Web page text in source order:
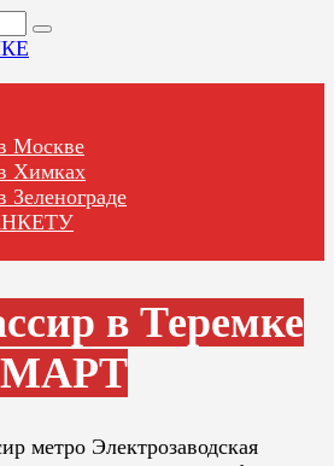
Москве
Химках
Зеленограде
в Теремке
МАРТ
метро Электрозаводская